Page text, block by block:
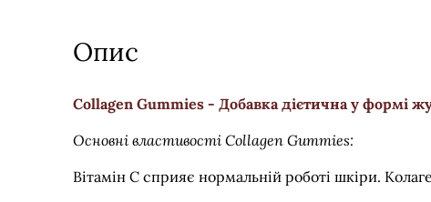
Опис
Collagen Gummies - Добавка дієтична у формі
Основні властивості Collagen Gummies:
Вітамін С сприяє нормальній роботі шкіри.